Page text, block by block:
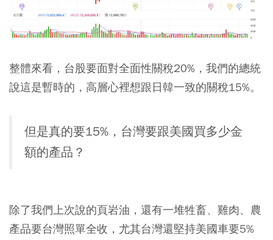
整體來看，台股要面對全面性關稅20%，我們的總統
說這是暫時的，高層心裡想跟日韓一致的關稅15%。
但是真的要15%，台灣要跟美國買多少金
額的產品？
除了我們上次說的頁岩油，還有一堆牲畜、雞肉、農
產品要台灣照單全收，尤其台灣還堅持美國車要5%